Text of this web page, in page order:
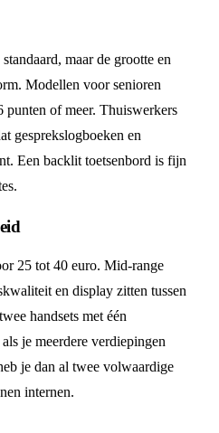
maar de grootte en
Modellen voor senioren
punten of meer. Thuiswerkers
gesprekslogboeken en
Een backlit toetsenbord is fijn
25 tot 40 euro. Mid-range
en display zitten tussen
handsets met één
je meerdere verdiepingen
je dan al twee volwaardige
internen.